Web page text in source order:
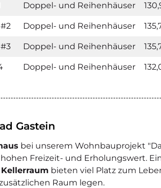
Doppel- und Reihenhäuser
Doppel- und Reihenhäuser
Doppel- und Reihenhäuser
Doppel- und Reihenhäuser
Gastein
bei unserem Wohnbauprojekt
Freizeit- und Erholungswert.
bieten viel Platz zum
Raum legen.